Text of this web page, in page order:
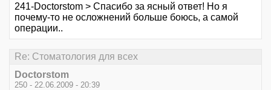
241-Doctorstom > Спасибо за ясный ответ! Но я
почему-то не осложнений больше боюсь, а самой
операции..
Re: Стоматология для всех
Doctorstom
250 - 22.06.2009 - 20:39